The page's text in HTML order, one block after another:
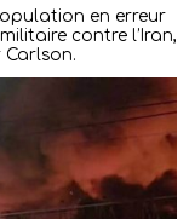
en erreur
contre l’Iran,
Carlson.